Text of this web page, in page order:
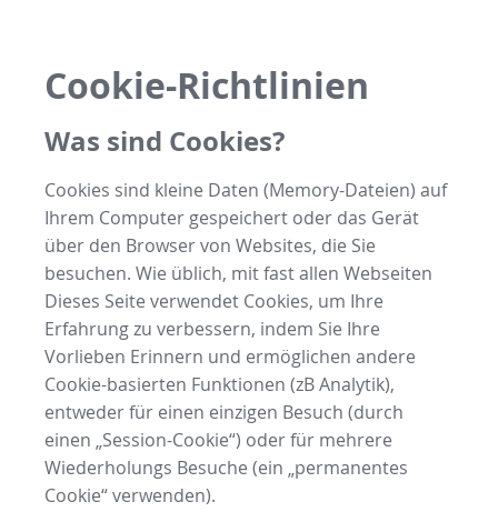
Cookie-Richtlinien
Was sind Cookies?
Cookies sind kleine Daten (Memory-Dateien) auf
Ihrem Computer gespeichert oder das Gerät
über den Browser von Websites, die Sie
besuchen. Wie üblich, mit fast allen Webseiten
Dieses Seite verwendet Cookies, um Ihre
Erfahrung zu verbessern, indem Sie Ihre
Vorlieben Erinnern und ermöglichen andere
Cookie-basierten Funktionen (zB Analytik),
entweder für einen einzigen Besuch (durch
einen „Session-Cookie“) oder für mehrere
Wiederholungs Besuche (ein „permanentes
Cookie“ verwenden).